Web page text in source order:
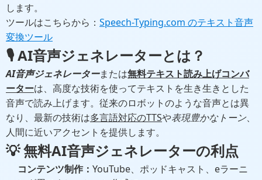
します。
ツールはこちらから： Speech-Typing.com のテキスト音声
変換ツール
🎙️ AI音声ジェネレーターとは？
AI音声ジェネレーターまたは無料テキスト読み上げコンバ
ーターは、高度な技術を使ってテキストを生き生きとした
音声で読み上げます。従来のロボットのような音声とは異
なり、最新の技術は多言語対応のTTSや表現豊かなトーン、
人間に近いアクセントを提供します。
💡無料AI音声ジェネレーターの利点
コンテンツ制作： YouTube、ポッドキャスト、eラーニ